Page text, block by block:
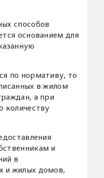
способов
основанием для
по нормативу, то
в жилом
а при
количеству
и
в
и жилых домов,